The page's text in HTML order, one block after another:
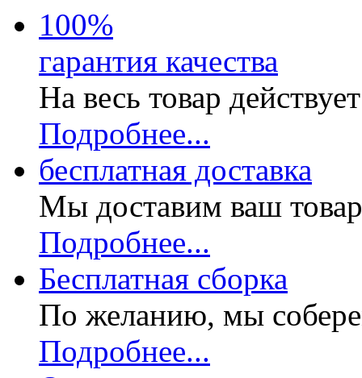
100%
гарантия качества
На весь товар
Подробнее...
бесплатная доставка
Мы доставим ваш
Подробнее...
Бесплатная сборка
По желанию, мы
Подробнее...